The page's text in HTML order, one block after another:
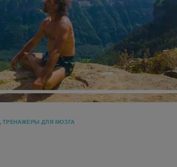
,ТРЕНАЖЕРЫ ДЛЯ МОЗГА